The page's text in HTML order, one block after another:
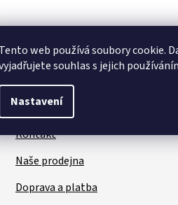
Tento web používá soubory cookie.
souhlas s jejich
Nastavení
Zákaznický servis
Kontakt
Naše prodejna
Doprava a platba